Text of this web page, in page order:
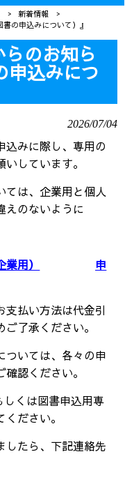
> 新着情報
>
の申込みについて）』
のお知ら
申込みにつ
2026/07/04
込みに際し、専用の
しています。
ては、企業用と個人
えのないように
用）
申
支払い方法は代金引
了承ください。
ついては、各々の申
認ください。
しくは図書申込用専
ださい。
したら、下記連絡先